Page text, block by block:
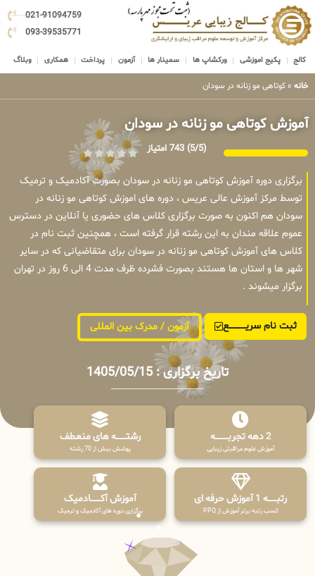
021-91094759
093-39535771
کالج پکیج اموزشی ورکشاپ ها سمینار ها آزمون پرداخت همکاری وبلاگ
خانه » کوتاهی مو زنانه در سودان
آموزش کوتاهی مو زنانه در سودان
(5/5) 743 امتیاز
برگزاری دوره آموزش کوتاهی مو زنانه در سودان بصورت آکادمیک و ترمیک
توسط مرکز آموزش عالی عریس ، دوره های اموزش کوتاهی مو زنانه در
سودان هم اکنون به صورت برگزاری کلاس های حضوری یا آنلاین در دسترس
عموم علاقه مندان به این رشته قرار گرفته است ، همچنین ثبت نام در
کلاس های آموزش کوتاهی مو زنانه در سودان برای متقاضیانی که در سایر
شهر ها و استان ها هستند بصورت فشرده ظرف مدت 4 الی 6 روز در تهران
برگزار میشوند .
ثبت نام سریــــــــــــع آزمون / مدرک بین المللی
تاریخ برگزاری : 1405/05/15
2 دهه تجربـــــــــه
آموزش علوم مراقبتی زیبایی
رشتـــــــه های منعطف
پوشش بیش از 70 رشته
رتبــــــه 1 آموزش حرفه ای
کسب رتبه برتر آموزش از PPQ
آموزش آکـــــــادمیک
برگزاری دوره های آکادمیک و ترمیک